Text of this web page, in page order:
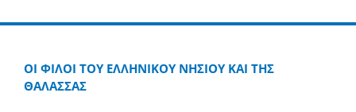
ΟΙ ΦΙΛΟΙ ΤΟΥ ΕΛΛΗΝΙΚΟΥ ΝΗΣΙΟΥ ΚΑΙ ΤΗΣ
ΘΑΛΑΣΣΑΣ